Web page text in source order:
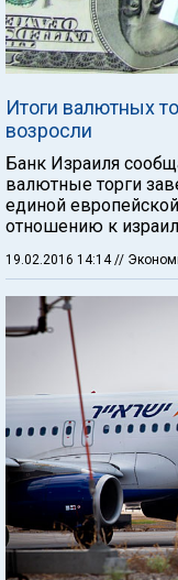
Итоги валютных
возросли
Банк Израиля
валютные торги
единой
отношению к
19.02.2016 14:14 //